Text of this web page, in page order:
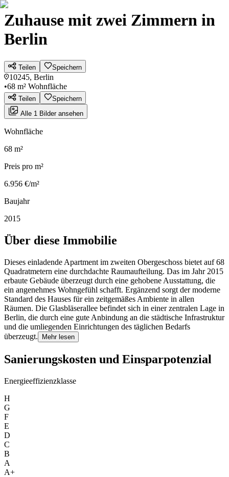
Zuhause mit zwei Zimmern in
Berlin
Teilen Speichern
10245, Berlin
•68 m² Wohnfläche
Teilen
Speichern
Alle 1 Bilder ansehen
Wohnfläche
68 m²
Preis pro m²
6.956 €/m²
Baujahr
2015
Über diese Immobilie
Dieses einladende Apartment im zweiten Obergeschoss bietet auf 68
Quadratmetern eine durchdachte Raumaufteilung. Das im Jahr 2015
erbaute Gebäude überzeugt durch eine gehobene Ausstattung, die
ein angenehmes Wohngefühl schafft. Ergänzend sorgt der moderne
Standard des Hauses für ein zeitgemäßes Ambiente in allen
Räumen. Die Glasbläserallee befindet sich in einer zentralen Lage in
Berlin, die durch eine gute Anbindung an die städtische Infrastruktur
und die umliegenden Einrichtungen des täglichen Bedarfs
überzeugt.
Mehr lesen
Sanierungskosten und Einsparpotenzial
Energieeffizienzklasse
H
G
F
E
D
C
B
A
A+